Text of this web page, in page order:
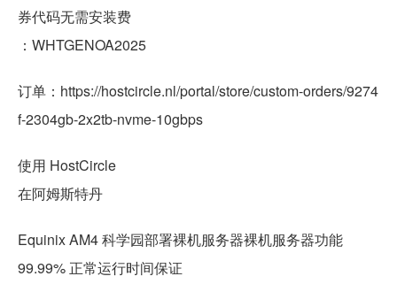
券代码无需安装费
：WHTGENOA2025
订单：https://hostcircle.nl/portal/store/custom-orders/9274
f-2304gb-2x2tb-nvme-10gbps
使用 HostCircle
在阿姆斯特丹
Equinix AM4 科学园部署裸机服务器裸机服务器功能
99.99% 正常运行时间保证